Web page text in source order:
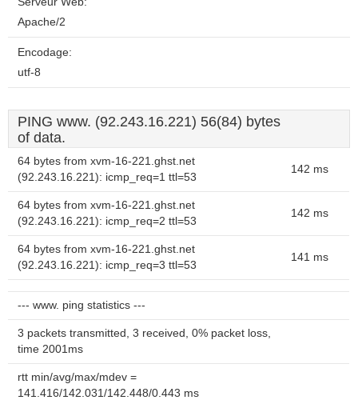
Apache/2
Encodage:
utf-8
PING www. (92.243.16.221) 56(84) bytes
of data.
64 bytes from xvm-16-221.ghst.net
(92.243.16.221): icmp_req=1 ttl=53
142 ms
64 bytes from xvm-16-221.ghst.net
(92.243.16.221): icmp_req=2 ttl=53
142 ms
64 bytes from xvm-16-221.ghst.net
(92.243.16.221): icmp_req=3 ttl=53
141 ms
--- www. ping statistics ---
3 packets transmitted, 3 received, 0% packet loss,
time 2001ms
rtt min/avg/max/mdev =
141.416/142.031/142.448/0.443 ms